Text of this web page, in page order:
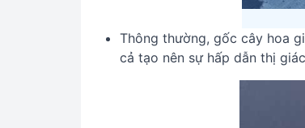
Thông thường, gốc cây hoa
cả tạo nên sự hấp dẫn thị